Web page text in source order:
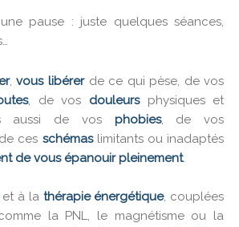
pause : juste quelques séances,
,vous libérerde ce qui pèse, de vos
, de vos douleurs physiques et
aussi de vos phobies, de vos
ces schémaslimitants ou inadaptés
de vous épanouir pleinement.
à la thérapie énergétique, couplées
la PNL, le magnétisme ou la